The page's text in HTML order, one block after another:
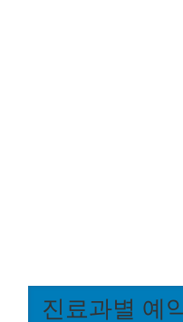
진료과별 예